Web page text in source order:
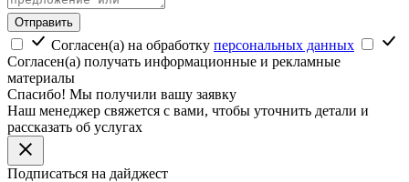
Отправить
Согласен(а) на обработку персональных данных
Согласен(а) получать информационные и рекламные
материалы
Спасибо! Мы получили вашу заявку
Наш менеджер свяжется с вами, чтобы уточнить детали и
рассказать об услугах
Подписаться на дайджест